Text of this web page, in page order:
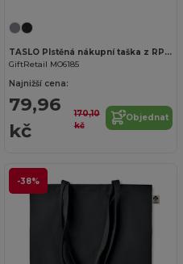
TASLO Plstěná nákupní taška z RPET
GiftRetail MO6185
Najnižší cena:
79,96
kč
170,10
kč
Objednat
-38%